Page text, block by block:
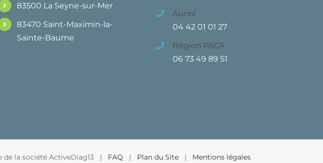
83500 La Seyne-sur-Mer
83470 Saint-Maximin-la-
Sainte-Baume
Auriol
04 42 01 01 27
Région PACA
06 73 49 89 51
de la société ActiveDiag13 | FAQ | Plan du Site | Mentions légales